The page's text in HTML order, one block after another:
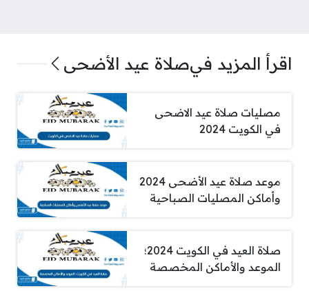
اقرأ المزيد فيصلاة عيد الأضحى
مصليات صلاة عيد الاضحى
في الكويت 2024
موعد صلاة عيد الأضحى 2024
وأماكن المصليات الصباحية
صلاة العيد في الكويت 2024؛
الموعد والأماكن المخصصة